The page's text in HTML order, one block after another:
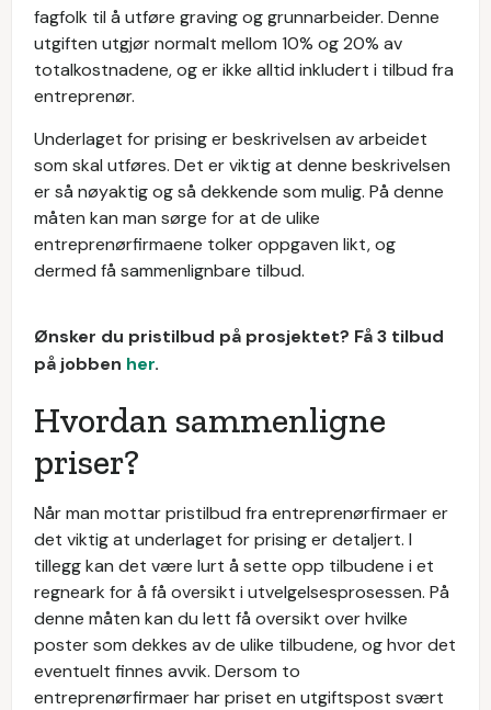
fagfolk til å utføre graving og grunnarbeider. Denne
utgiften utgjør normalt mellom 10% og 20% av
totalkostnadene, og er ikke alltid inkludert i tilbud fra
entreprenør.
Underlaget for prising er beskrivelsen av arbeidet
som skal utføres. Det er viktig at denne beskrivelsen
er så nøyaktig og så dekkende som mulig. På denne
måten kan man sørge for at de ulike
entreprenørfirmaene tolker oppgaven likt, og
dermed få sammenlignbare tilbud.
Ønsker du pristilbud på prosjektet? Få 3 tilbud
på jobben her.
Hvordan sammenligne
priser?
Når man mottar pristilbud fra entreprenørfirmaer er
det viktig at underlaget for prising er detaljert. I
tillegg kan det være lurt å sette opp tilbudene i et
regneark for å få oversikt i utvelgelsesprosessen. På
denne måten kan du lett få oversikt over hvilke
poster som dekkes av de ulike tilbudene, og hvor det
eventuelt finnes avvik. Dersom to
entreprenørfirmaer har priset en utgiftspost svært